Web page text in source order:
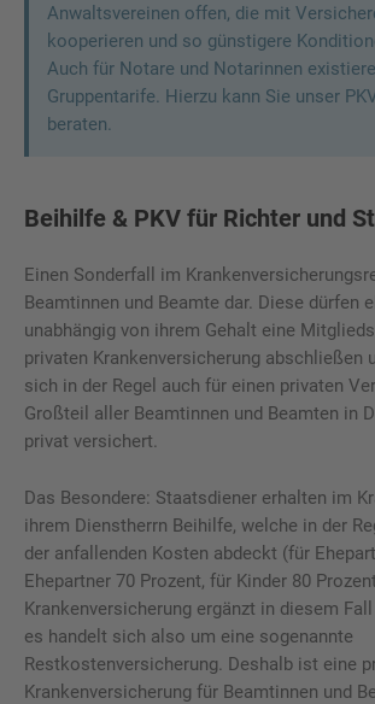
Anwaltsvereinen offen, die mit
kooperieren und so günstigere
Auch für Notare und Notarinnen
Gruppentarife. Hierzu kann Sie unser
beraten.
Beihilfe & PKV für Richter und
Einen Sonderfall im
Beamtinnen und Beamte dar. Diese dürfen
unabhängig von ihrem Gehalt eine
privaten Krankenversicherung abschließen
sich in der Regel auch für einen privaten
Großteil aller Beamtinnen und Beamten in
privat versichert.
Das Besondere: Staatsdiener erhalten im
ihrem Dienstherrn Beihilfe, welche in der
der anfallenden Kosten abdeckt (für
Ehepartner 70 Prozent, für Kinder 80
Krankenversicherung ergänzt in diesem
es handelt sich also um eine sogenannte
Restkostenversicherung. Deshalb ist eine
Krankenversicherung für Beamtinnen und